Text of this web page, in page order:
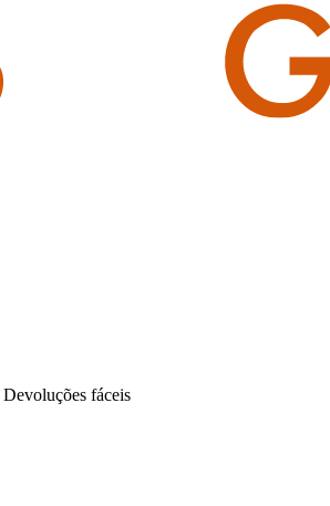
Devoluções fáceis